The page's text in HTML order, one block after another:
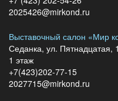
2025426@mirkond.ru
Выставочный салон «Мир
Седанка, ул. Пятнадцатая,
1 этаж
+7(423)202-77-15
2027715@mirkond.ru